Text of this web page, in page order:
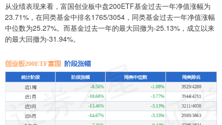
从业绩表现来看，富国创业板中盘200ETF基金过去一年净值涨幅为
23.71%，在同类基金中排名1765/3054，同类基金过去一年净值涨幅
中位数为25.27%。而基金过去一年的最大回撤为-25.13%，成立以来
的最大回撤为-31.94%。